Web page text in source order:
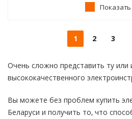
1 2 3
Очень сложно представить ту или
высококачественного
Вы можете без проблем купить
Беларуси и получить то, что